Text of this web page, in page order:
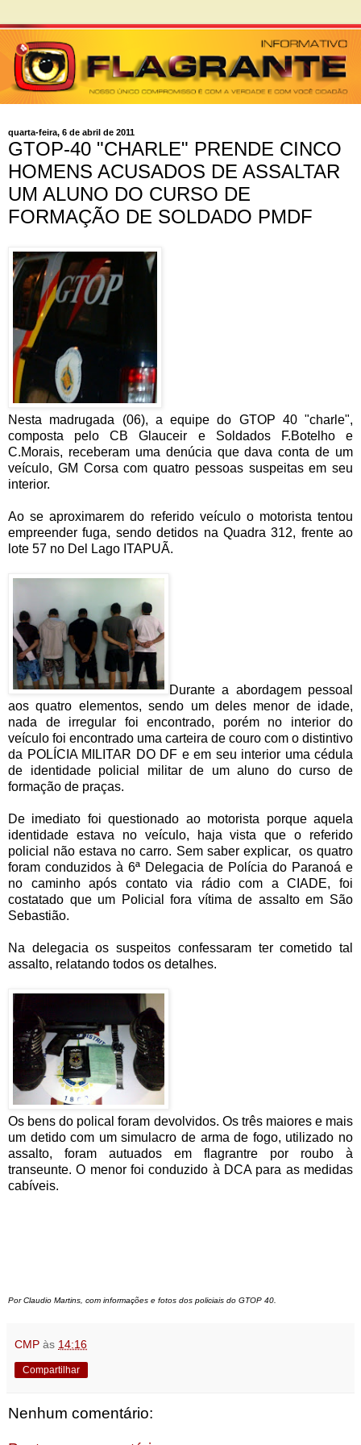
quarta-feira, 6 de abril de 2011
GTOP-40 "CHARLE" PRENDE CINCO
HOMENS ACUSADOS DE ASSALTAR
UM ALUNO DO CURSO DE
FORMAÇÃO DE SOLDADO PMDF
Nesta madrugada (06), a equipe do GTOP 40 "charle",
composta pelo CB Glauceir e Soldados F.Botelho e
C.Morais, receberam uma denúcia que dava conta de um
veículo, GM Corsa com quatro pessoas suspeitas em seu
interior.
Ao se aproximarem do referido veículo o motorista tentou
empreender fuga, sendo detidos na Quadra 312, frente ao
lote 57 no Del Lago ITAPUÃ.
Durante a abordagem pessoal
aos quatro elementos, sendo um deles menor de idade,
nada de irregular foi encontrado, porém no interior do
veículo foi encontrado uma carteira de couro com o distintivo
da POLÍCIA MILITAR DO DF e em seu interior uma cédula
de identidade policial militar de um aluno do curso de
formação de praças.
De imediato foi questionado ao motorista porque aquela
identidade estava no veículo, haja vista que o referido
policial não estava no carro. Sem saber explicar, os quatro
foram conduzidos à 6ª Delegacia de Polícia do Paranoá e
no caminho após contato via rádio com a CIADE, foi
costatado que um Policial fora vítima de assalto em São
Sebastião.
Na delegacia os suspeitos confessaram ter cometido tal
assalto, relatando todos os detalhes.
Os bens do polical foram devolvidos. Os três maiores e mais
um detido com um simulacro de arma de fogo, utilizado no
assalto, foram autuados em flagrantre por roubo à
transeunte. O menor foi conduzido à DCA para as medidas
cabíveis.
Por Claudio Martins, com informações e fotos dos policiais do GTOP 40.
CMP às 14:16
Compartilhar
Nenhum comentário: